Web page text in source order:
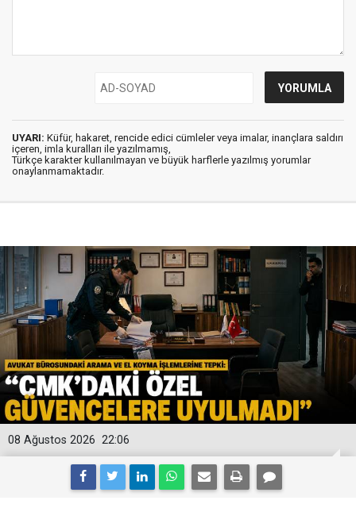
UYARI: Küfür, hakaret, rencide edici cümleler veya imalar, inançlara saldırı
içeren, imla kuralları ile yazılmamış,
Türkçe karakter kullanılmayan ve büyük harflerle yazılmış yorumlar
onaylanmamaktadır.
22:06
08 Ağustos 2026